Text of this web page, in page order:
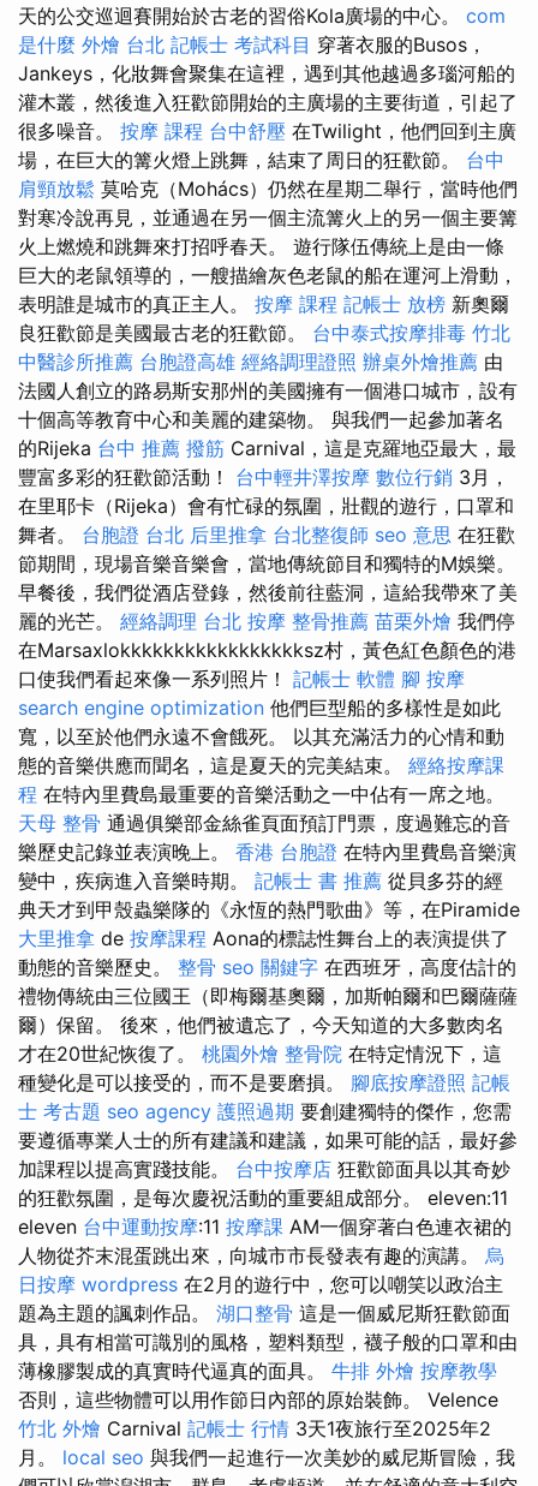
天的公交巡迴賽開始於古老的習俗Kola廣場的中心。 com
是什麼 外燴 台北 記帳士 考試科目 穿著衣服的Busos，
Jankeys，化妝舞會聚集在這裡，遇到其他越過多瑙河船的
灌木叢，然後進入狂歡節開始的主廣場的主要街道，引起了
很多噪音。 按摩 課程 台中舒壓 在Twilight，他們回到主廣
場，在巨大的篝火燈上跳舞，結束了周日的狂歡節。 台中
肩頸放鬆 莫哈克（Mohács）仍然在星期二舉行，當時他們
對寒冷說再見，並通過在另一個主流篝火上的另一個主要篝
火上燃燒和跳舞來打招呼春天。 遊行隊伍傳統上是由一條
巨大的老鼠領導的，一艘描繪灰色老鼠的船在運河上滑動，
表明誰是城市的真正主人。 按摩 課程 記帳士 放榜 新奧爾
良狂歡節是美國最古老的狂歡節。 台中泰式按摩排毒 竹北
中醫診所推薦 台胞證高雄 經絡調理證照 辦桌外燴推薦 由
法國人創立的路易斯安那州的美國擁有一個港口城市，設有
十個高等教育中心和美麗的建築物。 與我們一起參加著名
的Rijeka 台中 推薦 撥筋 Carnival，這是克羅地亞最大，最
豐富多彩的狂歡節活動！ 台中輕井澤按摩 數位行銷 3月，
在里耶卡（Rijeka）會有忙碌的氛圍，壯觀的遊行，口罩和
舞者。 台胞證 台北 后里推拿 台北整復師 seo 意思 在狂歡
節期間，現場音樂音樂會，當地傳統節目和獨特的M娛樂。
早餐後，我們從酒店登錄，然後前往藍洞，這給我帶來了美
麗的光芒。 經絡調理 台北 按摩 整骨推薦 苗栗外燴 我們停
在Marsaxlokkkkkkkkkkkkkkkkksz村，黃色紅色顏色的港
口使我們看起來像一系列照片！ 記帳士 軟體 腳 按摩
search engine optimization 他們巨型船的多樣性是如此
寬，以至於他們永遠不會餓死。 以其充滿活力的心情和動
態的音樂供應而聞名，這是夏天的完美結束。 經絡按摩課
程 在特內里費島最重要的音樂活動之一中佔有一席之地。
天母 整骨 通過俱樂部金絲雀頁面預訂門票，度過難忘的音
樂歷史記錄並表演晚上。 香港 台胞證 在特內里費島音樂演
變中，疾病進入音樂時期。 記帳士 書 推薦 從貝多芬的經
典天才到甲殼蟲樂隊的《永恆的熱門歌曲》等，在Piramide
大里推拿 de 按摩課程 Aona的標誌性舞台上的表演提供了
動態的音樂歷史。 整骨 seo 關鍵字 在西班牙，高度估計的
禮物傳統由三位國王（即梅爾基奧爾，加斯帕爾和巴爾薩薩
爾）保留。 後來，他們被遺忘了，今天知道的大多數肉名
才在20世紀恢復了。 桃園外燴 整骨院 在特定情況下，這
種變化是可以接受的，而不是要磨損。 腳底按摩證照 記帳
士 考古題 seo agency 護照過期 要創建獨特的傑作，您需
要遵循專業人士的所有建議和建議，如果可能的話，最好參
加課程以提高實踐技能。 台中按摩店 狂歡節面具以其奇妙
的狂歡氛圍，是每次慶祝活動的重要組成部分。 eleven:11
eleven 台中運動按摩:11 按摩課 AM一個穿著白色連衣裙的
人物從芥末混蛋跳出來，向城市市長發表有趣的演講。 烏
日按摩 wordpress 在2月的遊行中，您可以嘲笑以政治主
題為主題的諷刺作品。 湖口整骨 這是一個威尼斯狂歡節面
具，具有相當可識別的風格，塑料類型，襪子般的口罩和由
薄橡膠製成的真實時代逼真的面具。 牛排 外燴 按摩教學
否則，這些物體可以用作節日內部的原始裝飾。 Velence
竹北 外燴 Carnival 記帳士 行情 3天1夜旅行至2025年2
月。 local seo 與我們一起進行一次美妙的威尼斯冒險，我